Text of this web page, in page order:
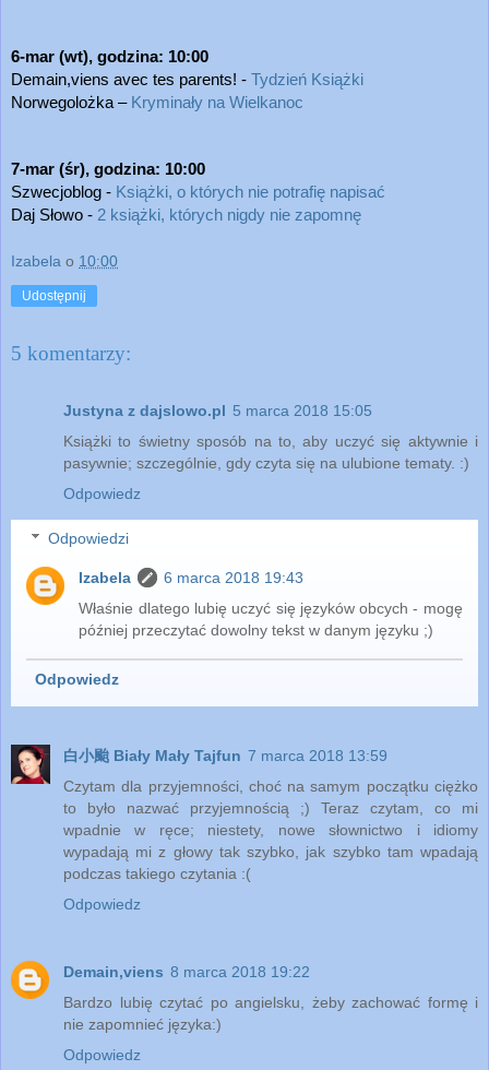
6-mar (wt), godzina: 10:00
Demain,viens avec tes parents! - Tydzień Książki
Norwegolożka – Kryminały na Wielkanoc
7-mar (śr), godzina: 10:00
Szwecjoblog - Książki, o których nie potrafię napisać
Daj Słowo - 2 książki, których nigdy nie zapomnę
Izabela o 10:00
Udostępnij
5 komentarzy:
Justyna z dajslowo.pl 5 marca 2018 15:05
Książki to świetny sposób na to, aby uczyć się aktywnie i
pasywnie; szczególnie, gdy czyta się na ulubione tematy. :)
Odpowiedz
Odpowiedzi
Izabela
6 marca 2018 19:43
Właśnie dlatego lubię uczyć się języków obcych - mogę
później przeczytać dowolny tekst w danym języku ;)
Odpowiedz
白小颱 Biały Mały Tajfun 7 marca 2018 13:59
Czytam dla przyjemności, choć na samym początku ciężko
to było nazwać przyjemnością ;) Teraz czytam, co mi
wpadnie w ręce; niestety, nowe słownictwo i idiomy
wypadają mi z głowy tak szybko, jak szybko tam wpadają
podczas takiego czytania :(
Odpowiedz
Demain,viens 8 marca 2018 19:22
Bardzo lubię czytać po angielsku, żeby zachować formę i
nie zapomnieć języka:)
Odpowiedz